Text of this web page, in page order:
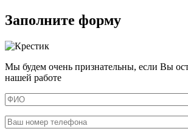
Заполните форму
Мы будем очень признательны, если Вы
нашей работе